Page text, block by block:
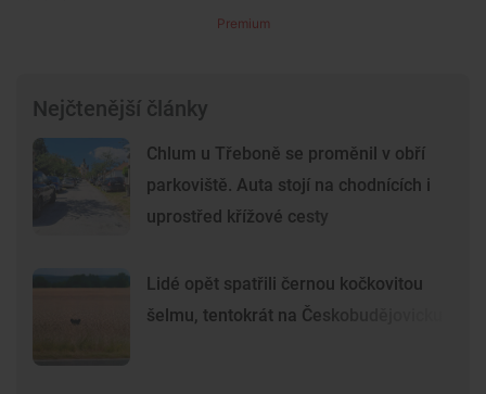
Premium
Nejčtenější články
Chlum u Třeboně se proměnil v obří
parkoviště. Auta stojí na chodnících i
uprostřed křížové cesty
Lidé opět spatřili černou kočkovitou
šelmu, tentokrát na Českobudějovicku